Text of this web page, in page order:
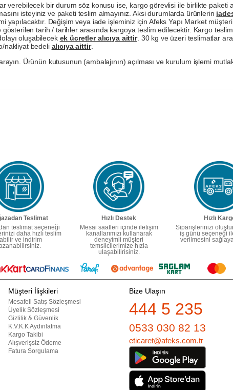
bir durum söz konusu ise, kargo görevlisi ile birlikte paketi
isteyiniz ve paketi teslim almayınız. Aksi durumlarda ürünlerin
yapılacaktır. Değişim veya iade işleminiz için Afeks Yapı Market
tarih / tarihler arasında kargoya teslim edilecektir. Kargo
oluşabilecek ek ücretler alıcıya aittir. 30 kg ve üzeri teslimatlar
nakliyat bedeli alıcıya aittir.
Ürünün kutusunun (ambalajının) açılması ve kurulum işlemi
Teslimat
teslimat seçeneği
daha hızlı teslim
ve indirim
Hızlı Destek
Mesai saatleri içinde iletişim
kanallarımızı kullanarak
deneyimli müşteri
temsilcilerimize hızla
ulaşabilirisiniz.
Hızlı
Siparişlerinizi
iş günü seçeneği
verilmesini
Müşteri İlişkileri
Mesafeli Satış Sözleşmesi
Üyelik Sözleşmesi
Gizlilik & Güvenlik
K.V.K.K Aydınlatma
Kargo Takibi
Alışverişsiz Ödeme
Fatura Sorgulama
Bize Ulaşın
444 5 235
0533 030 82 13
eticaret@afeks.com.tr